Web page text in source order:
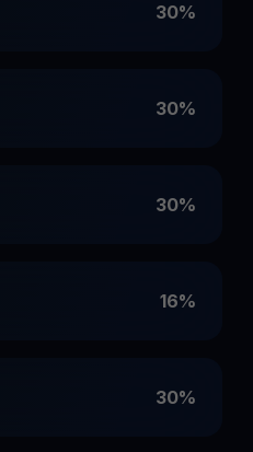
30%
30%
30%
16%
30%